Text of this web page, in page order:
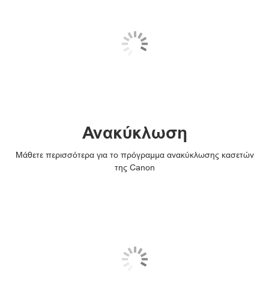
Ανακύκλωση
Μάθετε περισσότερα για το πρόγραμμα ανακύκλωσης κασετών
της Canon